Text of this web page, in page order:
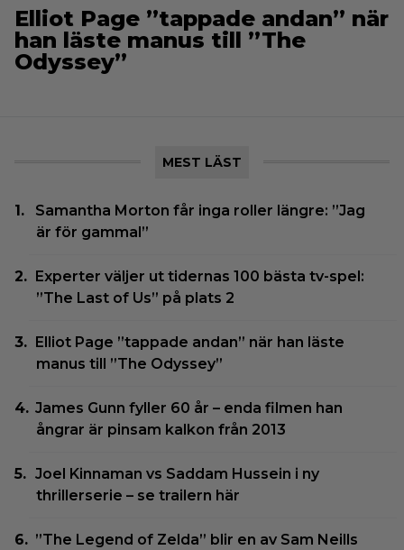
Elliot Page ”tappade andan” när
han läste manus till ”The
Odyssey”
MEST LÄST
Samantha Morton får inga roller längre: ”Jag
är för gammal”
Experter väljer ut tidernas 100 bästa tv-spel:
”The Last of Us” på plats 2
Elliot Page ”tappade andan” när han läste
manus till ”The Odyssey”
James Gunn fyller 60 år – enda filmen han
ångrar är pinsam kalkon från 2013
Joel Kinnaman vs Saddam Hussein i ny
thrillerserie – se trailern här
”The Legend of Zelda” blir en av Sam Neills